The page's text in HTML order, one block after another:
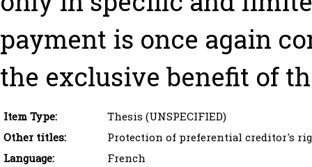
payment is once again
the exclusive benefit of
Item Type:
Thesis (UNSPECIFIED)
Other titles:
Protection of preferential creditor's
Language:
French